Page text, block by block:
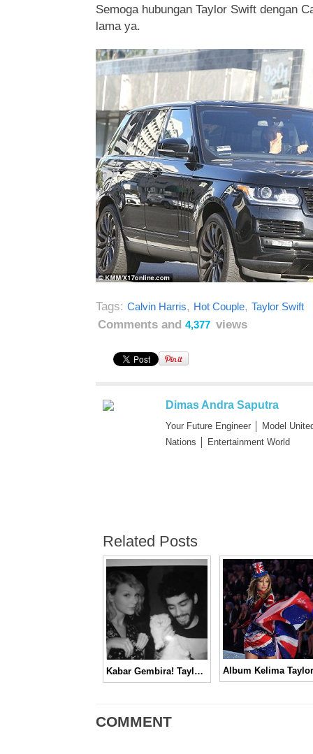
Semoga hubungan Taylor Swift dengan
lama ya.
Tags: Calvin Harris, Hot Couple, Taylor Swift
Comments and 4,377 views
Dimas Andra Saputra
Your Future Engineer │ Model
Nations │ Entertainment World
Related Posts
Kabar Gembira! Taylor Swift dan Zayn Malik Merilis Single Duet untuk OST “Fifty Shades Darker”
COMMENT